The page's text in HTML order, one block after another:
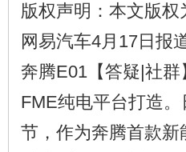
版权声明：本文版
网易汽车4月17日报
奔腾E01【答疑|社
FME纯电平台打造
节，作为奔腾首款